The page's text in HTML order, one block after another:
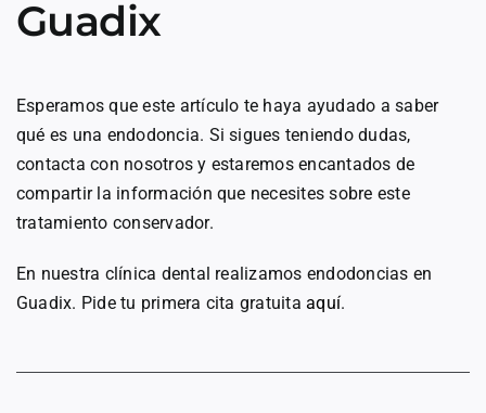
Guadix
Esperamos que este artículo te haya ayudado a saber
qué es una endodoncia. Si sigues teniendo dudas,
contacta con nosotros y estaremos encantados de
compartir la información que necesites sobre este
tratamiento conservador.
En nuestra clínica dental realizamos endodoncias en
Guadix. Pide tu primera cita gratuita aquí.